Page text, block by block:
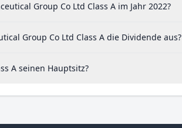
Group Co Ltd Class A im Jahr 2022?
Group Co Ltd Class A die Dividende aus?
A seinen Hauptsitz?